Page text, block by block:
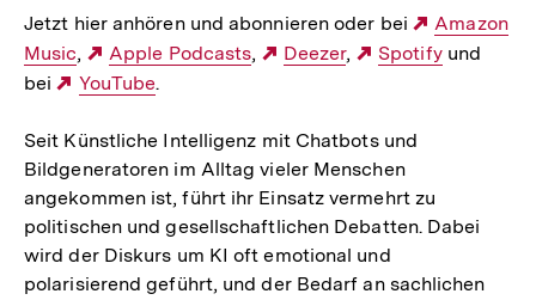
Jetzt hier anhören und abonnieren oder bei
Externer
Link:
Amazon
Music,
Externer
Link:
Apple Podcasts,
Externer
Deezer,
Externer
Spotifyund
bei
Externer
YouTube.
Seit Künstliche Intelligenz mit Chatbots und
Bildgeneratoren im Alltag vieler Menschen
angekommen ist, führt ihr Einsatz vermehrt zu
politischen und gesellschaftlichen Debatten. Dabei
wird der Diskurs um KI oft emotional und
polarisierend geführt, und der Bedarf an sachlichen